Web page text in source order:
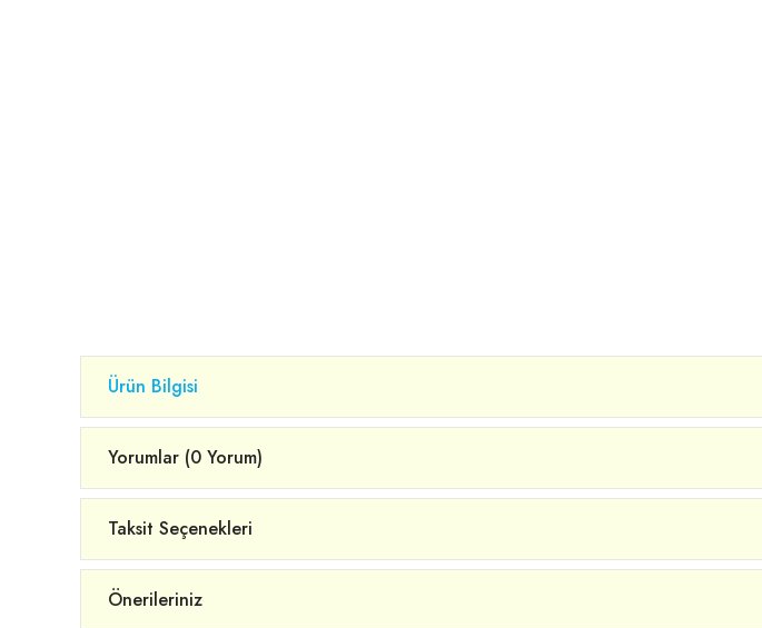
Ürün Bilgisi
Yorumlar (0 Yorum)
Taksit Seçenekleri
Önerileriniz